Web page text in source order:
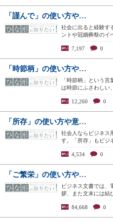
「謹んで」の使い方や…
社会に出ると経験す
ントや冠婚葬祭のイ
7,197 0
「時節柄」の使い方や…
「時節柄」という
は時節にふさわしい
12,260 0
「所存」の使い方や意…
社会人ならビジネス
す。「所存」もビジ
4,534 0
「ご繁栄」の使い方や…
ビジネス文書では、
拶、また文末には結
84,668 0